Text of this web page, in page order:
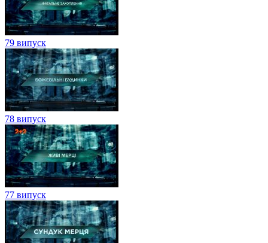
79 випуск
78 випуск
77 випуск